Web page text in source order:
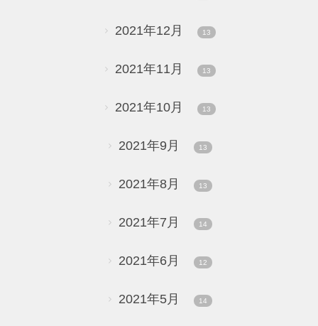
2021年12月 13
2021年11月 13
2021年10月 13
2021年9月 13
2021年8月 13
2021年7月 14
2021年6月 12
2021年5月 14